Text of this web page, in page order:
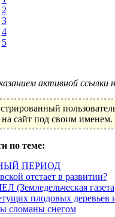
2
3
4
5
активной ссылки
на сайт под своим именем.
по теме:
ПЕРИОД
отстает в развитии?
газета,
плодовых деревьев
сломаны снегом